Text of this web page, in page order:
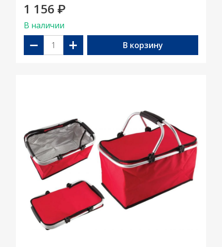
1 156 ₽
В наличии
− + В корзину